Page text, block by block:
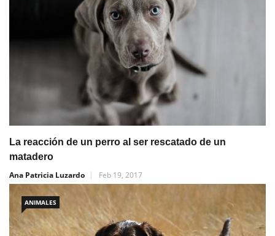
La reacción de un perro al ser rescatado de un
matadero
Ana Patricia Luzardo
Feb 19, 2017
ANIMALES